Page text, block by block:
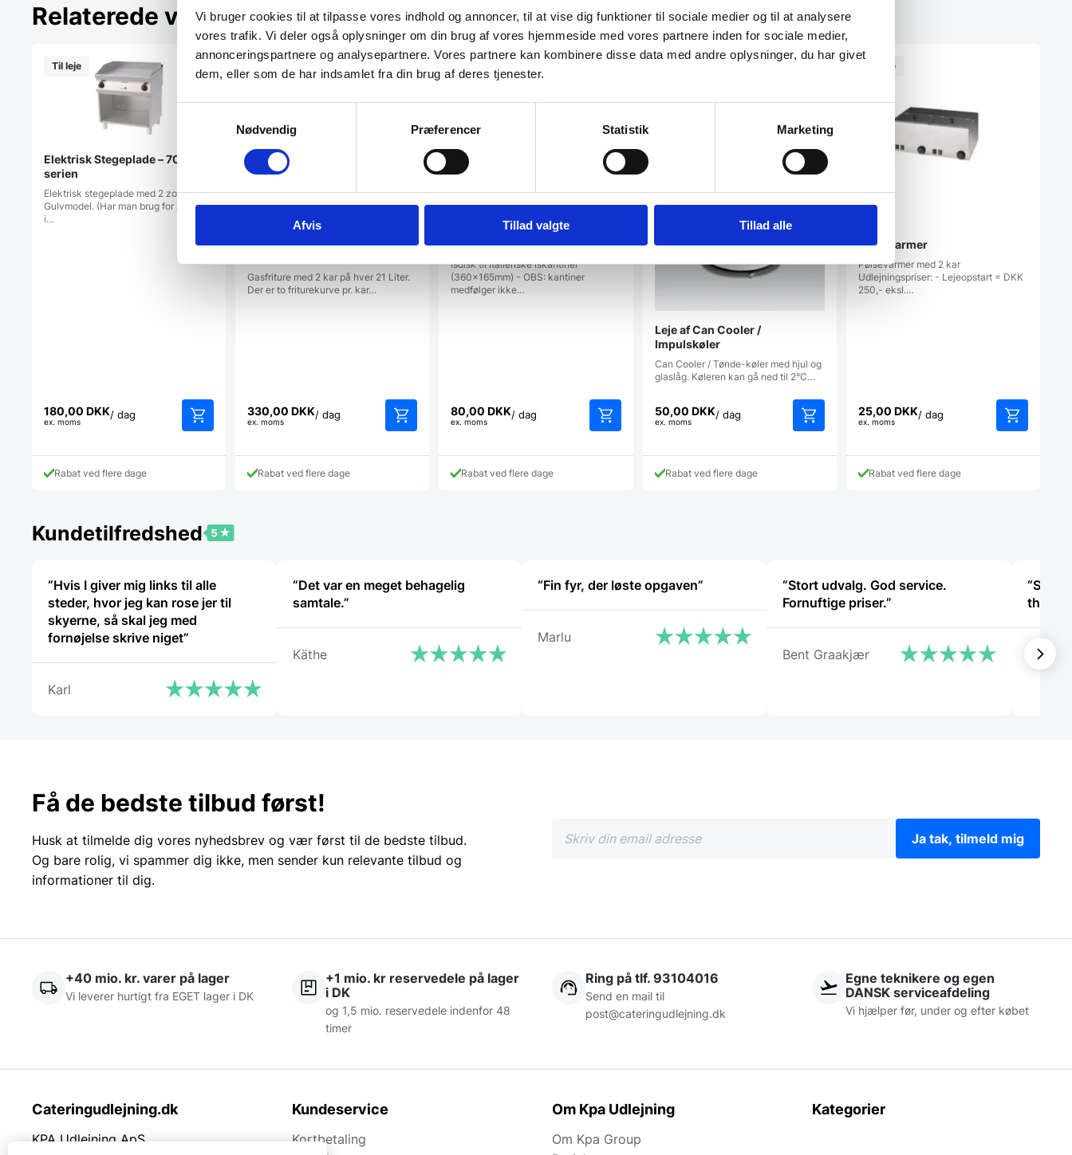
Vi bruger cookies til at tilpasse vores indhold og annoncer, til at vise dig funktioner til sociale medier og til at analysere
vores trafik. Vi deler også oplysninger om din brug af vores hjemmeside med vores partnere inden for sociale medier,
annonceringspartnere og analysepartnere. Vores partnere kan kombinere disse data med andre oplysninger, du har givet
dem, eller som de har indsamlet fra din brug af deres tjenester.
Nødvendig
Præferencer Statistik Marketing
Afvis Tillad valgte Tillad alle
Relaterede varer
Til leje
Elektrisk Stegeplade – 700-
serien
Elektrisk stegeplade med 2 zoner -
Gulvmodel. (Har man brug for at stege
i…
180,00 DKK
ex. moms
/ dag
Rabat ved flere dage
Leje af Gasfriture, 900-serie,
Gasfriture med 2 kar på hver 21 Liter.
Der er to friturekurve pr. kar…
330,00DKK
ex. moms
/ dag
Rabat ved flere dage
Leje af Isdisk t/ 5 iskantiner
Isdisk til italienske iskantiner
(360x165mm) - OBS: kantiner
medfølger ikke…
80,00DKK
ex. moms
/ dag
Rabat ved flere dage
Leje af Can Cooler /
Impulskøler
Can Cooler / Tønde-køler med hjul og
glaslåg. Køleren kan gå ned til 2°C…
50,00 DKK
ex. moms
/ dag
Rabat ved flere dage
Til leje
Pølsevarmer
Pølsevarmer med 2 kar
Udlejningspriser: - Lejeopstart = DKK
250,- eksl.…
25,00 DKK
ex. moms
/ dag
Rabat ved flere dage
Kundetilfredshed
“Hvis I giver mig links til alle
steder, hvor jeg kan rose jer til
skyerne, så skal jeg med
fornøjelse skrive niget”
Karl
“Det var en meget behagelig
samtale.”
Käthe
“Fin fyr, der løste opgaven”
Marlu
“Stort udvalg. God service.
Fornuftige priser.”
Bent Graakjær
“She
Få de bedste tilbud først!
Husk at tilmelde dig vores nyhedsbrev og vær først til de bedste tilbud.
Og bare rolig, vi spammer dig ikke, men sender kun relevante tilbud og
informationer til dig.
Ja tak, tilmeld mig
+40 mio. kr. varer på lager
Vi leverer hurtigt fra EGET lager i DK
+1 mio. kr reservedele på lager
i DK
og 1,5 mio. reservedele indenfor 48
timer
Ring på tlf. 93104016
Send en mail til
post@cateringudlejning.dk
Egne teknikere og egen
DANSK serviceafdeling
Vi hjælper før, under og efter købet
Cateringudlejning.dk
KPA Udlejning ApS
Kundeservice
Kortbetaling
Om Kpa Udlejning
Om Kpa Group
Kategorier